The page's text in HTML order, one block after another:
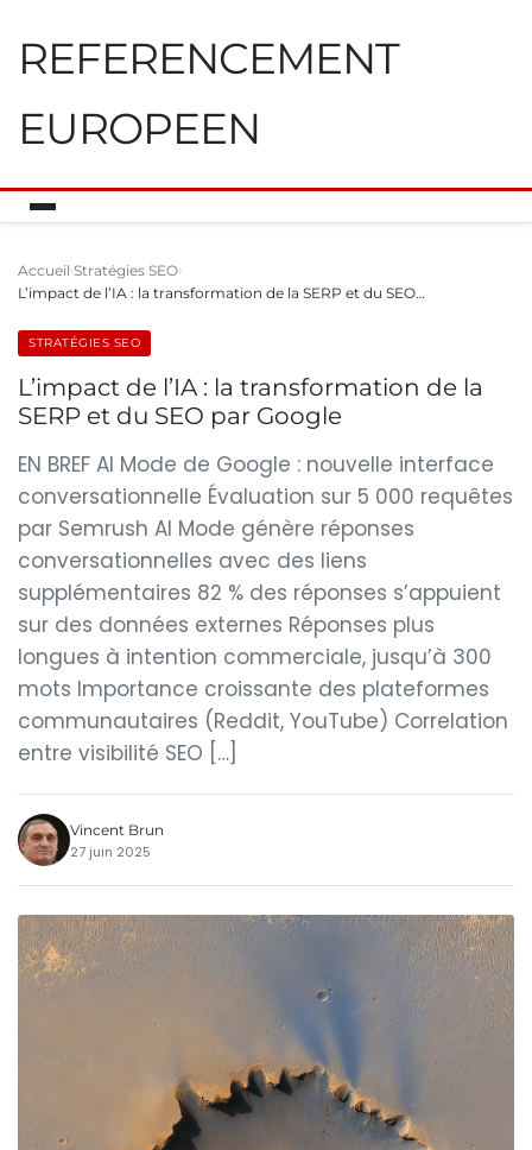
REFERENCEMENT
EUROPEEN
Accueil Stratégies SEO
L’impact de l’IA : la transformation de la SERP et du SEO…
STRATÉGIES SEO
L’impact de l’IA : la transformation de la
SERP et du SEO par Google
EN BREF AI Mode de Google : nouvelle interface
conversationnelle Évaluation sur 5 000 requêtes
par Semrush AI Mode génère réponses
conversationnelles avec des liens
supplémentaires 82 % des réponses s’appuient
sur des données externes Réponses plus
longues à intention commerciale, jusqu’à 300
mots Importance croissante des plateformes
communautaires (Reddit, YouTube) Correlation
entre visibilité SEO […]
Vincent Brun
27 juin 2025